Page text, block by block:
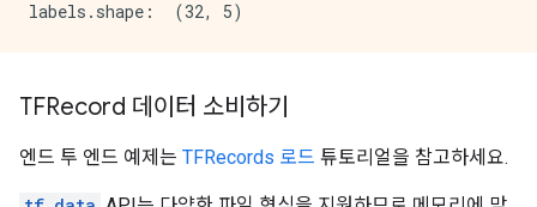
TFRecord 데이터 소비하기
엔드 투 엔드 예제는 TFRecords 로드 튜토리얼을 참고하세요.